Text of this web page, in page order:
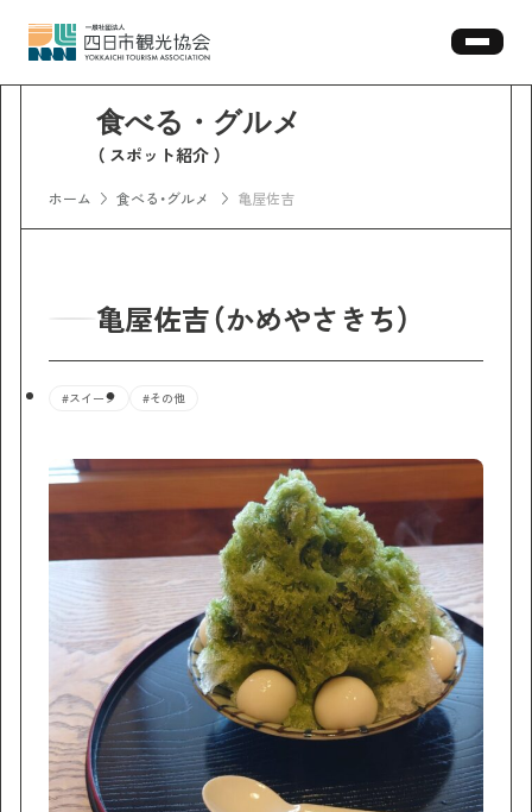
スポット紹介
ホーム 食べる・グルメ 亀屋佐吉
亀屋佐吉（かめやさきち）
#スイーツ #その他